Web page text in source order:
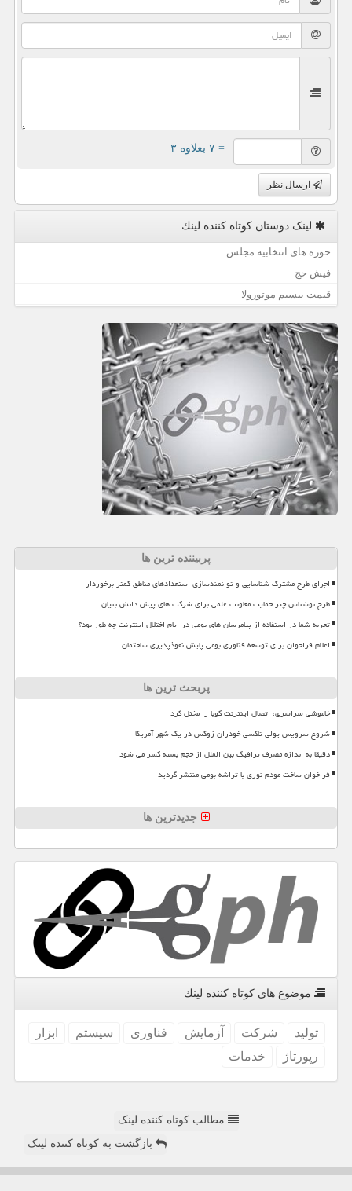
= ۷ بعلاوه ۳
ارسال نظر
لینک دوستان كوتاه كننده لینك
حوزه های انتخابیه مجلس
فیش حج
قیمت بیسیم موتورولا
پربیننده ترین ها
اجرای طرح مشترک شناسایی و توانمندسازی استعدادهای مناطق کمتر برخوردار
طرح نوشناس چتر حمایت معاونت علمی برای شرکت های پیش دانش بنیان
تجربه شما در استفاده از پیامرسان های بومی در ایام اختلال اینترنت چه طور بود؟
اعلام فراخوان برای توسعه فناوری بومی پایش نفوذپذیری ساختمان
پربحث ترین ها
خاموشی سراسری، اتصال اینترنت کوبا را مختل کرد
شروع سرویس پولی تاکسی خودران زوکس در یک شهر آمریکا
دقیقا به اندازه مصرف ترافیک بین الملل از حجم بسته کسر می شود
فراخوان ساخت مودم نوری با تراشه بومی منتشر گردید
جدیدترین ها
موضوع های كوتاه كننده لینك
تولید شركت آزمایش فناوری سیستم
ابزار
رپورتاژ
خدمات
مطالب کوتاه کننده لینک
بازگشت به کوتاه کننده لینک